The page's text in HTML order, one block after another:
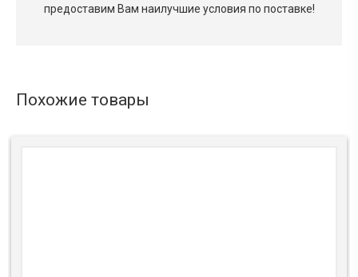
предоставим Вам наилучшие условия по поставке!
Похожие товары